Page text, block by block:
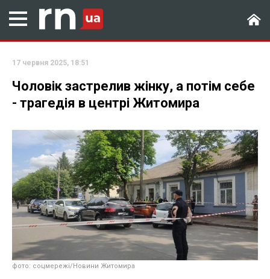
17 червня 2025, 18:51
Чоловік застрелив жінку, а потім себе
- трагедія в центрі Житомира
фото: соцмережі/Новини Житомира